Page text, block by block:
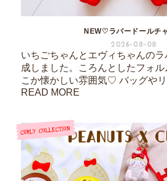
NEW♡ラバードールチ
2026-08-08
いちごちゃんとエヴィちゃんの
成しました。ころんとしたフォ
こか懐かしい雰囲気♡ バッグや
READ MORE